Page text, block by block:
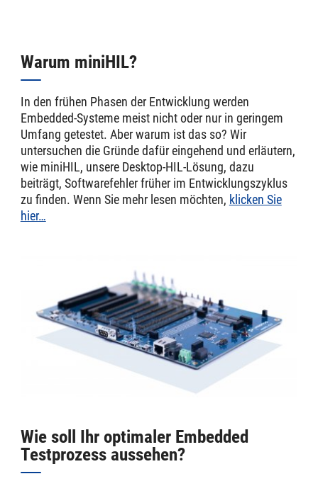
Warum miniHIL?
In den frühen Phasen der Entwicklung werden
Embedded-Systeme meist nicht oder nur in geringem
Umfang getestet. Aber warum ist das so? Wir
untersuchen die Gründe dafür eingehend und erläutern,
wie miniHIL, unsere Desktop-HIL-Lösung, dazu
beiträgt, Softwarefehler früher im Entwicklungszyklus
zu finden. Wenn Sie mehr lesen möchten, klicken Sie
hier…
Wie soll Ihr optimaler Embedded
Testprozess aussehen?